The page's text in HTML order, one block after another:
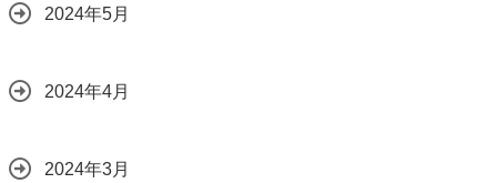
2024年5月
2024年4月
2024年3月